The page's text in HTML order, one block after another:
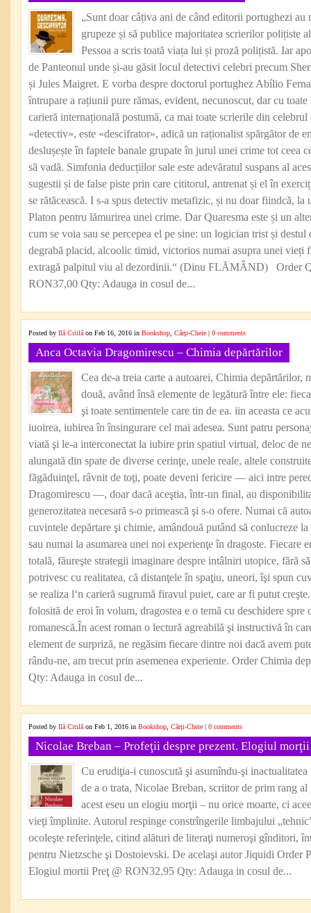
„Sunt doar câțiva ani de când editorii portughezi au
grupeze și să publice majoritatea scrierilor polițiste
Pessoa a scris toată viața lui și proză polițistă. Iar
de Panteonul unde și-au găsit locul detectivi celebri precum
și Jules Maigret. E vorba despre doctorul portughez Abílio
întrupare a rațiunii pure rămas, evident, necunoscut, dar cu toate
carieră internațională postumă, ca mai toate scrierile din celebrul
«detectiv», este «descifrator», adică un raționalist spărgător de
deslușește în faptele banale grupate în jurul unei crime tot ceea
să vadă. Simfonia deducțiilor sale este adevăratul suspans al
sugestii și de false piste prin care cititorul, antrenat și el în
se rătăcească. I s-a spus detectiv metafizic, și nu doar fiindcă, la
Platon pentru lămurirea unei crime. Dar Quaresma este și un
cum se voia sau se percepea el pe sine: un logician trist și destul
degrabă placid, alcoolic timid, victorios numai asupra unei vieți
extragă palpitul viu al dezordinii.“ (Dinu FLĂMÂND) Order
RON37,00 Qty: Adauga in cosul de...
Posted by Ilă Citilă on Feb 16, 2016 in Bookshop Cărţi-Cheie | 0 comments
Anca Octavia Dragomirescu – Chimia depărtărilor
Cea de-a treia carte a autoarei, Chimia depărtărilor,
două, având însă elemente de legătură între ele:
şi toate sentimentele care tin de ea. iin aceasta ce
iuoirea, iubirea în însingurare cel mai adesea. Sunt patru
viată şi le-a interconectat la iubire prin spatiul virtual, deloc de
alungată din spate de diverse cerinţe, unele reale, altele
făgăduinţel, râvnit de toţi, poate deveni fericire — aici intre
Dragomirescu —, doar dacă aceştia, într-un final, au
generozitatea necesară s-o primească şi s-o ofere. Numai că
cuvintele depărtare şi chimie, amândouă putând să conlucreze
sau numai la asumarea unei noi experienţe în dragoste. Fiecare
totală, făureşte strategii imaginare despre intâlniri utopice, fără
potrivesc cu realitatea, că distanţele în spaţiu, uneori, îşi spun
se realiza l‘n carieră sugrumă firavul puiet, care ar fi putut
folosită de eroi în volum, dragostea e o temă cu deschidere spre
romanescă.În acest roman o lectură agreabilă şi instructivă în
element de surpriză, ne regăsim fiecare dintre noi dacă avem
rându-ne, am trecut prin asemenea experiente. Order Chimia
Qty: Adauga in cosul de...
Posted by Ilă Citilă on Feb 1, 2016 in Bookshop Cărţi-Cheie | 0 comments
Nicolae Breban – Profeţii despre prezent. Elogiul morţii
Cu erudiţia-i cunoscută şi asumîndu-şi
de a o trata, Nicolae Breban, scriitor de prim rang al
acest eseu un elogiu morţii – nu orice moarte, ci
vieţi împlinite. Autorul respinge constrîngerile limbajului
ocoleşte referinţele, citind alături de literaţi numeroşi gînditori,
pentru Nietzsche şi Dostoievski. De acelaşi autor Jiquidi Order
Elogiul mortii Preţ @ RON32,95 Qty: Adauga in cosul de...